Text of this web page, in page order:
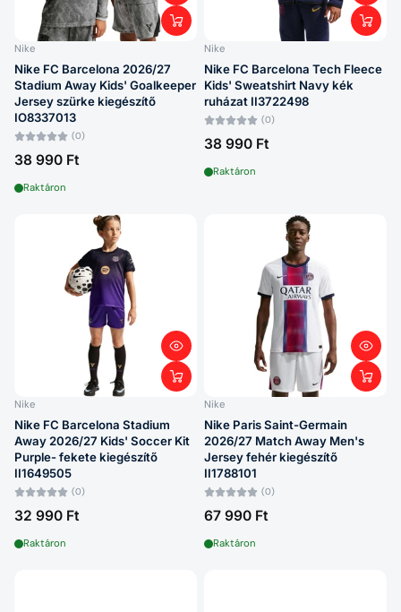
Betűrend: Z–A
Ár: alacsony > magas
Ár: magas > alacsony
Dátum: új > régi
Nike
Nike FC Barcelona 2026/27
Stadium Away Kids' Goalkeeper
Jersey szürke kiegészítő
IO8337013
(0)
38 990 Ft
Raktáron
Nike
Nike FC Barcelona Tech Fleece
Kids' Sweatshirt Navy kék
ruházat II3722498
(0)
38 990 Ft
Raktáron
Nike
Nike FC Barcelona Stadium
Away 2026/27 Kids' Soccer Kit
Purple- fekete kiegészítő
II1649505
(0)
32 990 Ft
Raktáron
Nike
Nike Paris Saint-Germain
2026/27 Match Away Men's
Jersey fehér kiegészítő
II1788101
(0)
67 990 Ft
Raktáron